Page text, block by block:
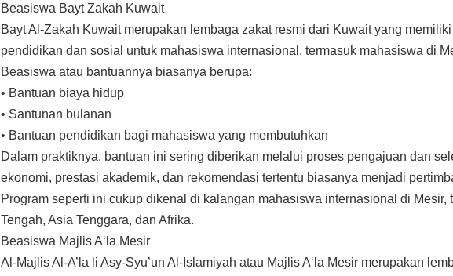
Beasiswa Bayt Zakah Kuwait
Bayt Al-Zakah Kuwait merupakan lembaga zakat resmi dari Kuwait yang
pendidikan dan sosial untuk mahasiswa internasional, termasuk mahasiswa di
Beasiswa atau bantuannya biasanya berupa:
• Bantuan biaya hidup
• Santunan bulanan
• Bantuan pendidikan bagi mahasiswa yang membutuhkan
Dalam praktiknya, bantuan ini sering diberikan melalui proses pengajuan dan
ekonomi, prestasi akademik, dan rekomendasi tertentu biasanya menjadi
Program seperti ini cukup dikenal di kalangan mahasiswa internasional di Mesir,
Tengah, Asia Tenggara, dan Afrika.
Beasiswa Majlis A‘la Mesir
Al-Majlis Al-A’la li Asy-Syu’un Al-Islamiyah atau Majlis A‘la Mesir merupakan